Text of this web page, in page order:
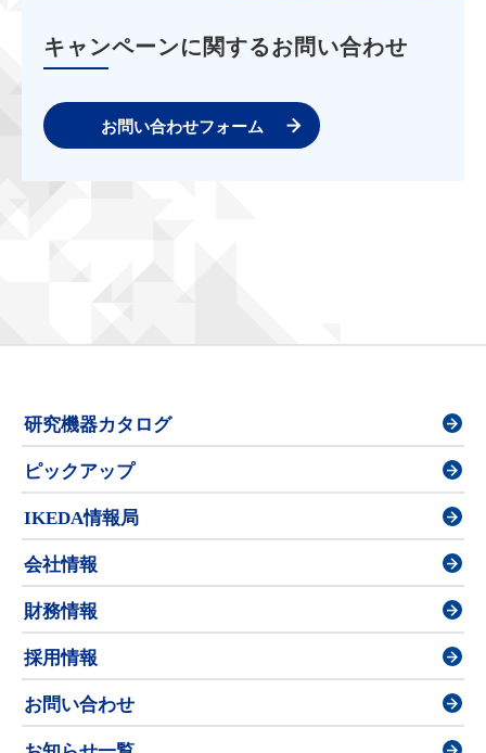
キャンペーンに関するお問い合わせ
お問い合わせフォーム
研究機器カタログ
ピックアップ
IKEDA情報局
会社情報
財務情報
採用情報
お問い合わせ